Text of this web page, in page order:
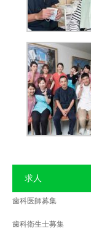
求人
歯科医師募集
歯科衛生士募集